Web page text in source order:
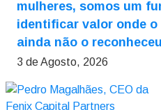
mulheres, somos um
identificar valor onde o
ainda não o
3 de Agosto, 2026